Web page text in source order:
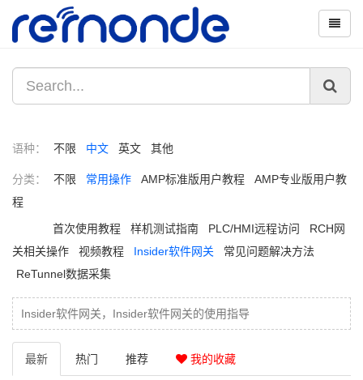
语种： 不限 中文 英文 其他
分类： 不限 常用操作 AMP标准版用户教程
AMP专业版用户教
程
首次使用教程 样机测试指南 PLC/HMI远程访问
RCH网
关相关操作
视频教程 Insider软件网关
常见问题解决方法
ReTunnel数据采集
Insider软件网关，Insider软件网关的使用指导
最新 热门 推荐 我的收藏